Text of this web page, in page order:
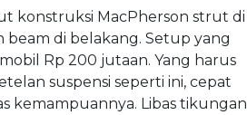
konstruksi MacPherson strut di
beam di belakang. Setup yang
Rp 200 jutaan. Yang harus
suspensi seperti ini, cepat
kemampuannya. Libas tikungan